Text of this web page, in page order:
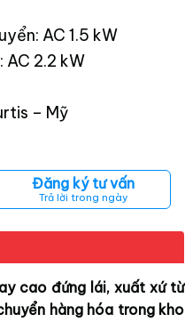
AC 1.5 kW
2.2 kW
– Mỹ
Đăng ký tư vấn
Trả lời trong ngày
cao đứng lái, xuất xứ từ
hàng hóa trong kho